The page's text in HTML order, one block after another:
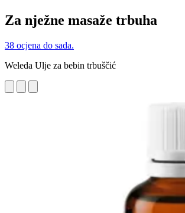
Za nježne masaže trbuha
38 ocjena do sada.
Weleda Ulje za bebin trbuščić